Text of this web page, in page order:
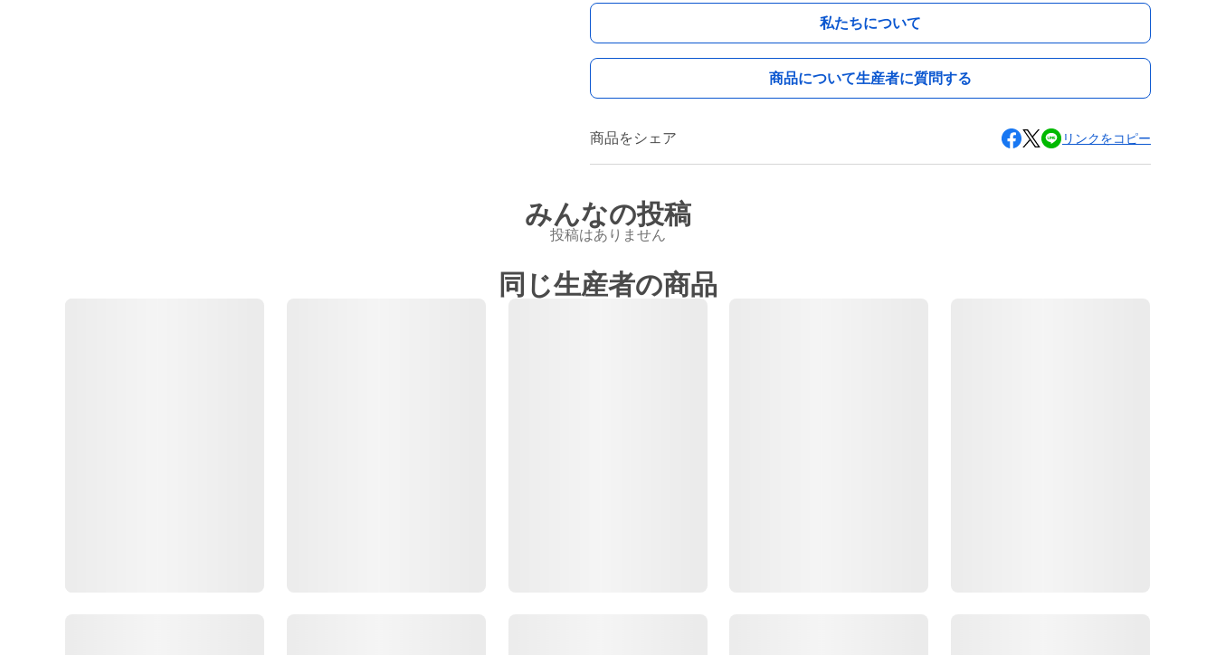
私たちについて
商品について生産者に質問する
商品をシェア リンクをコピー
みんなの投稿
投稿はありません
同じ生産者の商品